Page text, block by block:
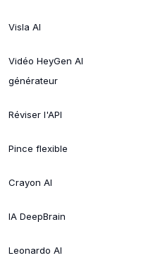
Visla AI
Vidéo HeyGen AI
générateur
Réviser l'API
Pince flexible
Crayon AI
IA DeepBrain
Leonardo AI